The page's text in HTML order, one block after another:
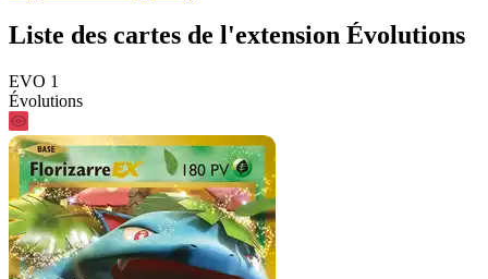
Liste des cartes de l'extension Évolutions
EVO 1
Évolutions